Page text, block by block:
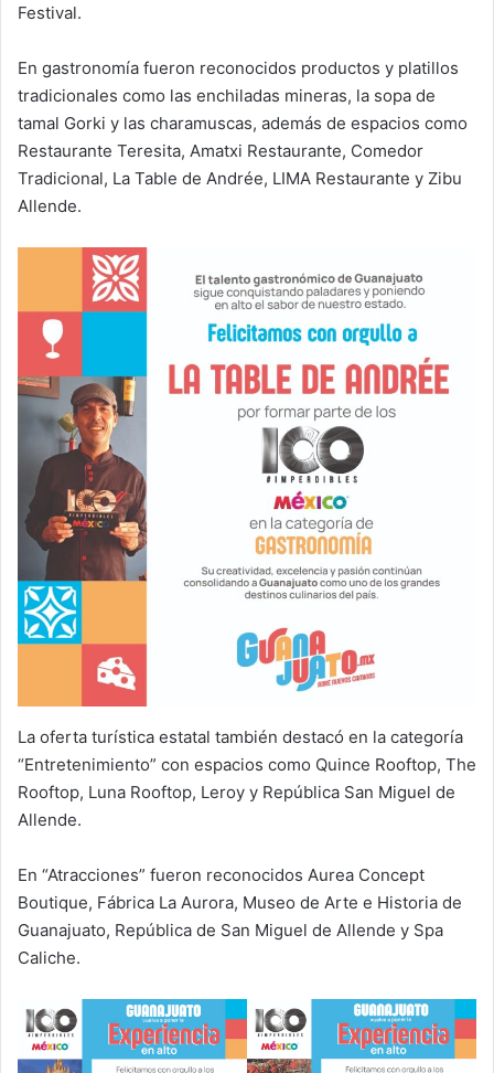
Festival.
En gastronomía fueron reconocidos productos y platillos
tradicionales como las enchiladas mineras, la sopa de
tamal Gorki y las charamuscas, además de espacios como
Restaurante Teresita, Amatxi Restaurante, Comedor
Tradicional, La Table de Andrée, LIMA Restaurante y Zibu
Allende.
La oferta turística estatal también destacó en la categoría
“Entretenimiento” con espacios como Quince Rooftop, The
Rooftop, Luna Rooftop, Leroy y República San Miguel de
Allende.
En “Atracciones” fueron reconocidos Aurea Concept
Boutique, Fábrica La Aurora, Museo de Arte e Historia de
Guanajuato, República de San Miguel de Allende y Spa
Caliche.